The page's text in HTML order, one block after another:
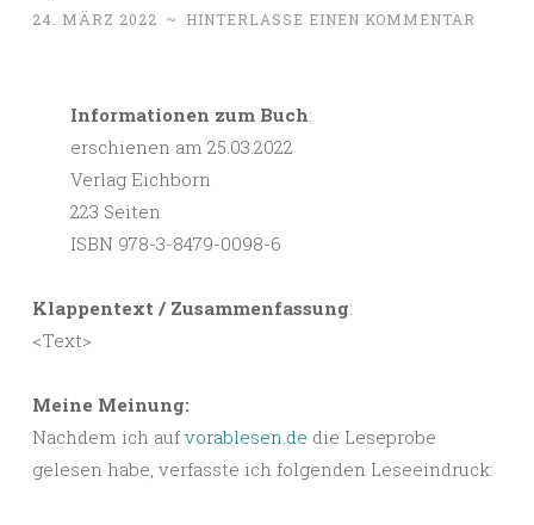
24. MÄRZ 2022 ~ HINTERLASSE EINEN KOMMENTAR
Informationen zum Buch:
erschienen am 25.03.2022
Verlag Eichborn
223 Seiten
ISBN 978-3-8479-0098-6
Klappentext / Zusammenfassung:
<Text>
Meine Meinung:
Nachdem ich aufvorablesen.de die Leseprobe
gelesen habe, verfasste ich folgenden Leseeindruck: